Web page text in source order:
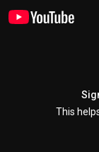
This